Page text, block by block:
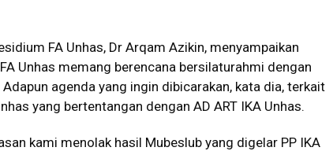
FA Unhas, Dr Arqam Azikin, menyampaikan
Unhas memang berencana bersilaturahmi dengan
agenda yang ingin dibicarakan, kata dia, terkait
yang bertentangan dengan AD ART IKA Unhas.
kami menolak hasil Mubeslub yang digelar PP IKA